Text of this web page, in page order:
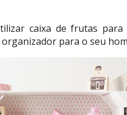
caixa de frutas
para o seu